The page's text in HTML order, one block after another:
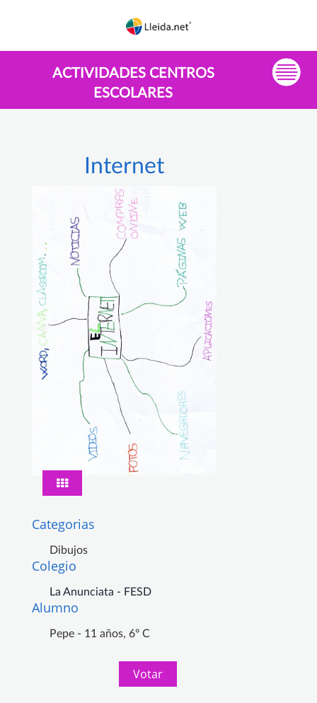
ACTIVIDADES CENTROS
ESCOLARES
Internet
Categorias
Dibujos
Colegio
La Anunciata - FESD
Alumno
Pepe - 11 años, 6º C
Votar